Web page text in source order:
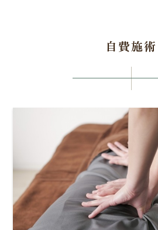
自費施術